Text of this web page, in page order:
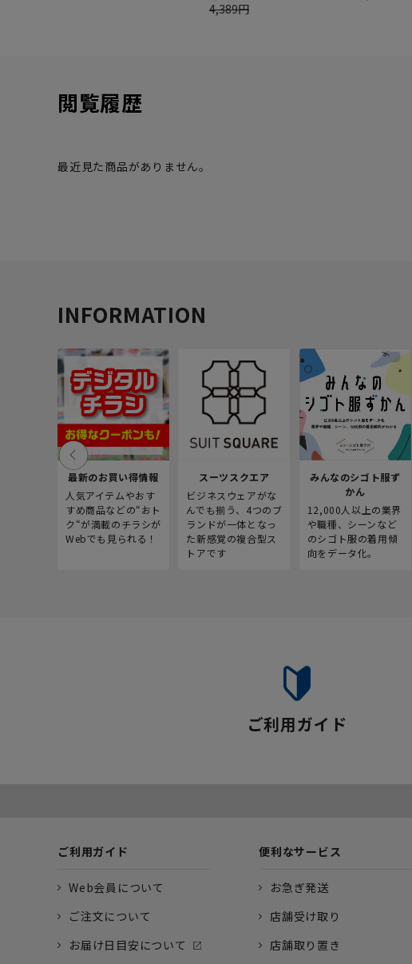
閲覧履歴
最近見た商品がありません。
INFORMATION
最新のお買い得情報
人気アイテムやおす
すめ商品などの“おト
ク“が満載のチラシが
Webでも見られる！
スーツスクエア
ビジネスウェアがな
んでも揃う、4つのブ
ランドが一体となっ
た新感覚の複合型ス
トアです
みんなのシゴト服ず
かん
12,000人以上の業界
や職種、シーンなど
のシゴト服の着用傾
向をデータ化。
ご利用ガイド
ご利用ガイド
Web会員について
ご注文について
お届け日目安について
便利なサービス
お急ぎ発送
店舗受け取り
店舗取り置き